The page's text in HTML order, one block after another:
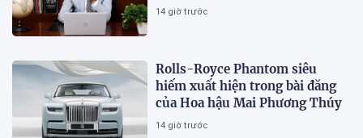
sử dụng bằng văn hóa và trách
14 giờ trước
Rolls-Royce Phantom siêu
hiếm xuất hiện trong bài đăng
của Hoa hậu Mai Phương Thúy
14 giờ trước